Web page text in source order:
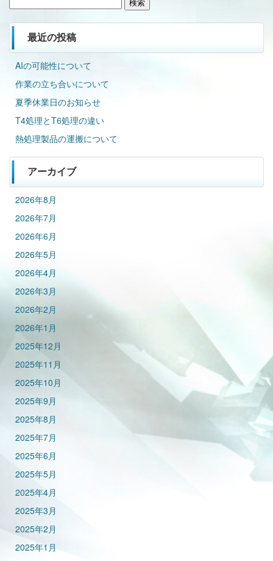
最近の投稿
AIの可能性について
作業の立ち合いについて
夏季休業日のお知らせ
T4処理とT6処理の違い
熱処理製品の運搬について
アーカイブ
2026年8月
2026年7月
2026年6月
2026年5月
2026年4月
2026年3月
2026年2月
2026年1月
2025年12月
2025年11月
2025年10月
2025年9月
2025年8月
2025年7月
2025年6月
2025年5月
2025年4月
2025年3月
2025年2月
2025年1月